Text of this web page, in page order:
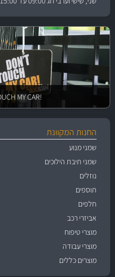
!DON'T TOUCH MY CAR
החנות המקוונת
שמני מנוע
שמני תיבת הילוכים
נוזלים
תוספים
חלפים
אביזרי רכב
מוצרי טיפוח
מוצרי עבודה
מוצרים כללים